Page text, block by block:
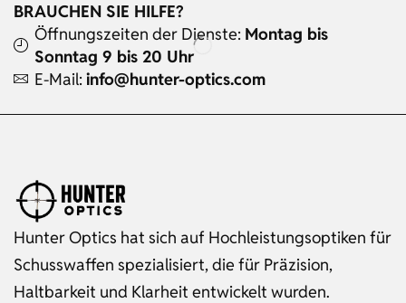
BRAUCHEN SIE HILFE?
Öffnungszeiten der Dienste: Montag bis
Sonntag 9 bis 20 Uhr
E-Mail: info@hunter-optics.com
Hunter Optics hat sich auf Hochleistungsoptiken für
Schusswaffen spezialisiert, die für Präzision,
Haltbarkeit und Klarheit entwickelt wurden.